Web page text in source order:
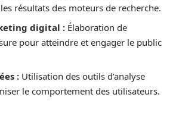
résultats des moteurs de recherche.
digital : Élaboration de
pour atteindre et engager le public
: Utilisation des outils d’analyse
le comportement des utilisateurs.